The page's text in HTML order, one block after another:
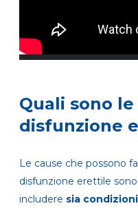
Quali sono
disfunzione
Le cause che possono
disfunzione erettile
includere sia